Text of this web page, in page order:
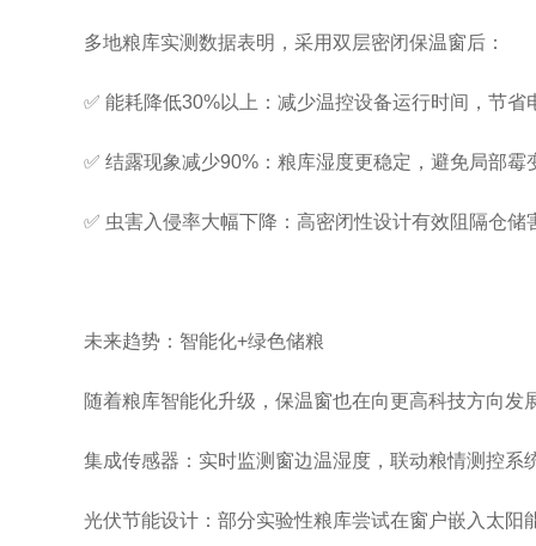
多地粮库实测数据表明，采用双层密闭保温窗后：
✅ 能耗降低30%以上：减少温控设备运行时间，节省
✅ 结露现象减少90%：粮库湿度更稳定，避免局部霉
✅ 虫害入侵率大幅下降：高密闭性设计有效阻隔仓储
未来趋势：智能化+绿色储粮
随着粮库智能化升级，保温窗也在向更高科技方向发
集成传感器：实时监测窗边温湿度，联动粮情测控系
光伏节能设计：部分实验性粮库尝试在窗户嵌入太阳